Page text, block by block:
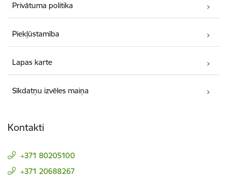
Privātuma politika
Piekļūstamība
Lapas karte
Sīkdatņu izvēles maiņa
Kontakti
+371 80205100
+371 20688267